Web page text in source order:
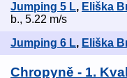
Jumping 5 L, Eliška
b., 5.22 m/s
Jumping 6 L, Eliška
Chropyně - 1.